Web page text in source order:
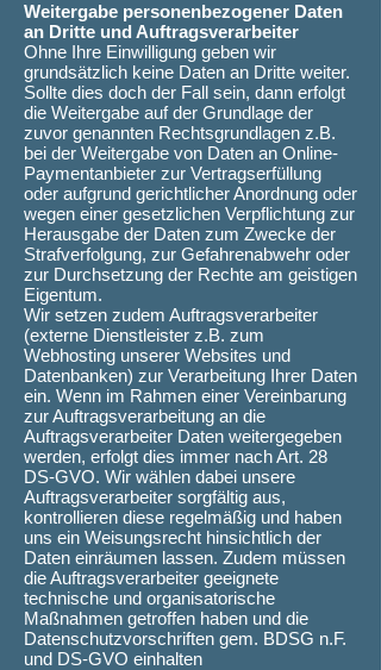
Weitergabe personenbezogener Daten
an Dritte und Auftragsverarbeiter
Ohne Ihre Einwilligung geben wir
grundsätzlich keine Daten an Dritte weiter.
Sollte dies doch der Fall sein, dann erfolgt
die Weitergabe auf der Grundlage der
zuvor genannten Rechtsgrundlagen z.B.
bei der Weitergabe von Daten an Online-
Paymentanbieter zur Vertragserfüllung
oder aufgrund gerichtlicher Anordnung oder
wegen einer gesetzlichen Verpflichtung zur
Herausgabe der Daten zum Zwecke der
Strafverfolgung, zur Gefahrenabwehr oder
zur Durchsetzung der Rechte am geistigen
Eigentum.
Wir setzen zudem Auftragsverarbeiter
(externe Dienstleister z.B. zum
Webhosting unserer Websites und
Datenbanken) zur Verarbeitung Ihrer Daten
ein. Wenn im Rahmen einer Vereinbarung
zur Auftragsverarbeitung an die
Auftragsverarbeiter Daten weitergegeben
werden, erfolgt dies immer nach Art. 28
DS-GVO. Wir wählen dabei unsere
Auftragsverarbeiter sorgfältig aus,
kontrollieren diese regelmäßig und haben
uns ein Weisungsrecht hinsichtlich der
Daten einräumen lassen. Zudem müssen
die Auftragsverarbeiter geeignete
technische und organisatorische
Maßnahmen getroffen haben und die
Datenschutzvorschriften gem. BDSG n.F.
und DS-GVO einhalten